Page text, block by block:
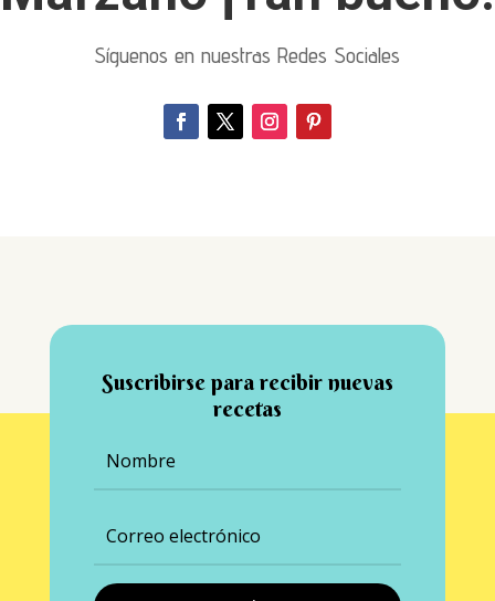
Síguenos en nuestras Redes Sociales
Suscribirse para recibir nuevas
recetas